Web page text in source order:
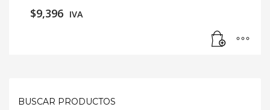
$9,396 IVA
BUSCAR PRODUCTOS